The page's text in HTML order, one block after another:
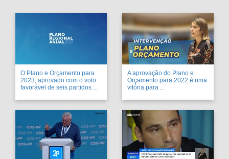
O Plano e Orçamento para
2023, aprovado com o voto
favorável de seis partidos ...
A aprovação do Plano e
Orçamento para 2022 é uma
vitória para ...